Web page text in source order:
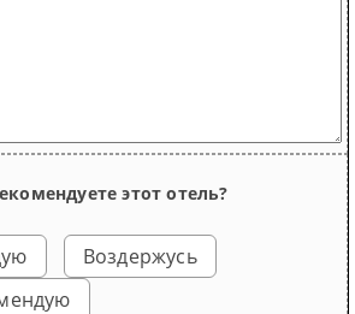
этот отель?
Воздержусь